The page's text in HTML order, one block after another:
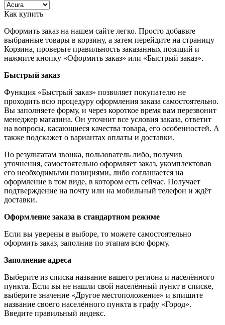
Как купить
Оформить заказ на нашем сайте легко. Просто добавьте
выбранные товары в корзину, а затем перейдите на страницу
Корзина, проверьте правильность заказанных позиций и
нажмите кнопку «Оформить заказ» или «Быстрый заказ».
Быстрый заказ
Функция «Быстрый заказ» позволяет покупателю не
проходить всю процедуру оформления заказа самостоятельно.
Вы заполняете форму, и через короткое время вам перезвонит
менеджер магазина. Он уточнит все условия заказа, ответит
на вопросы, касающиеся качества товара, его особенностей. А
также подскажет о вариантах оплаты и доставки.
По результатам звонка, пользователь либо, получив
уточнения, самостоятельно оформляет заказ, укомплектовав
его необходимыми позициями, либо соглашается на
оформление в том виде, в котором есть сейчас. Получает
подтверждение на почту или на мобильный телефон и ждёт
доставки.
Оформление заказа в стандартном режиме
Если вы уверены в выборе, то можете самостоятельно
оформить заказ, заполнив по этапам всю форму.
Заполнение адреса
Выберите из списка название вашего региона и населённого
пункта. Если вы не нашли свой населённый пункт в списке,
выберите значение «Другое местоположение» и впишите
название своего населённого пункта в графу «Город».
Введите правильный индекс.